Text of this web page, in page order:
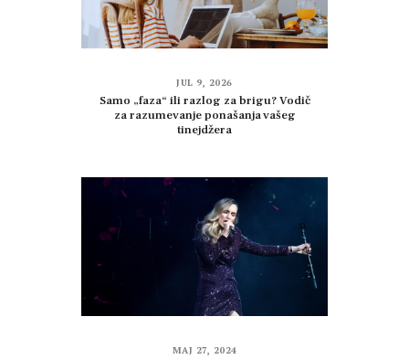
JUL 9, 2026
Samo „faza“ ili razlog za brigu? Vodič
za razumevanje ponašanja vašeg
tinejdžera
MAJ 27, 2024